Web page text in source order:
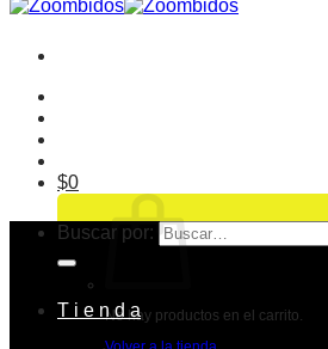
$0
No hay productos en el carrito.
Buscar por:
T i e n d a